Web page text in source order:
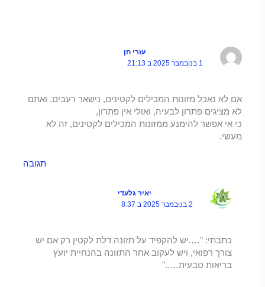
עזרי חן
1 בנובמבר 2025 ב 21:13
אם לא נאכל מזונות המכילים לקטינים, נישאר רעבים. ואתם
לא מציגים פתרון לבעיה, ואולי אין פתרון,
כי אי אפשר להימנע ממזונות המכילים לקטינים, זה לא
מעשי.
תגובה
יאיר גלעדי
2 בנובמבר 2025 ב 8:37
כתבתי: "….יש להקפיד על תזונה דלת לקטין רק אם יש
צורך רפואי, ויש לעקוב אחר התזונה בהנחיית יועץ
בריאות טבעית….."